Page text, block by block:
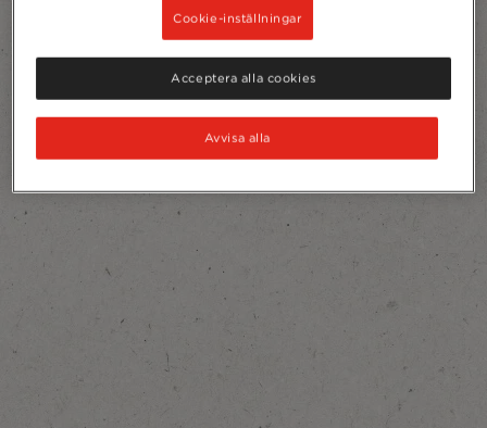
Cookie-inställningar
Avvisa alla
Acceptera alla cookies